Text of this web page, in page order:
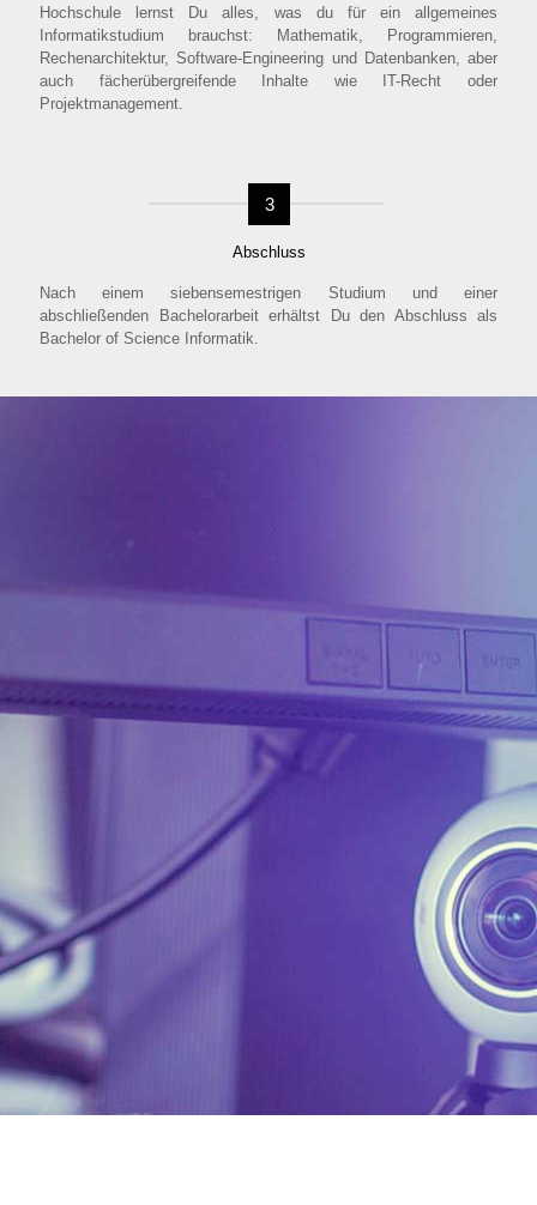
Hochschule lernst Du alles, was du für ein allgemeines
Informatikstudium brauchst: Mathematik, Programmieren,
Rechenarchitektur, Software-Engineering und Datenbanken, aber
auch fächerübergreifende Inhalte wie IT-Recht oder
Projektmanagement.
3
Abschluss
Nach einem siebensemestrigen Studium und einer
abschließenden Bachelorarbeit erhältst Du den Abschluss als
Bachelor of Science Informatik.